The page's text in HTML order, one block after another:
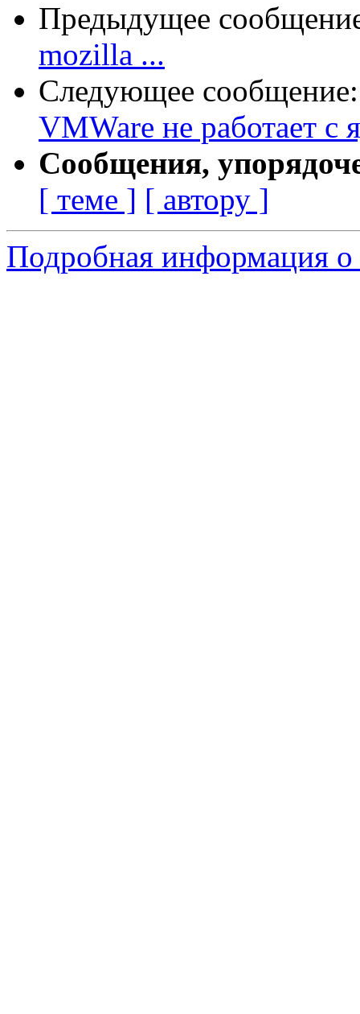
Предыдущее
mozilla ...
Следующее
VMWare не работает с
Сообщения,
[ теме ] [ автору ]
Подробная информация о